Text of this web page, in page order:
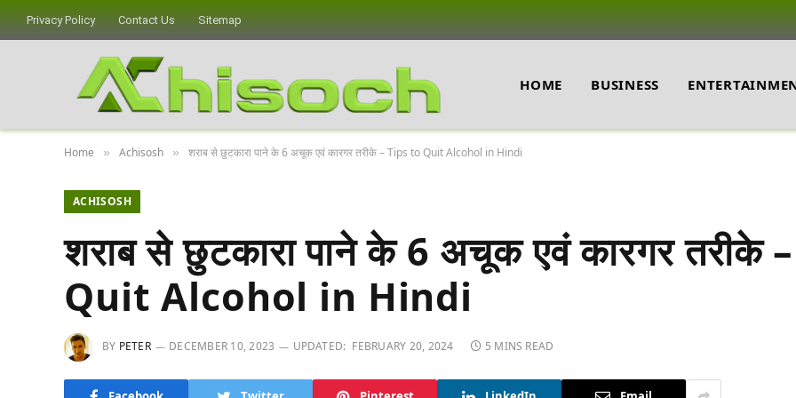
Privacy Policy Contact Us Sitemap
HOME BUSINESS
Home » Achisosh » शराब से छुटकारा पाने के 6 अचूक एवं कारगर तरीके – Tips to Quit Alcohol in Hindi
ACHISOSH
शराब से छुटकारा पाने के 6 अचूक एवं कारगर तरीके
Quit Alcohol in Hindi
BY PETER DECEMBER 10, 2023 UPDATED: FEBRUARY 20, 2024 5 MINS READ